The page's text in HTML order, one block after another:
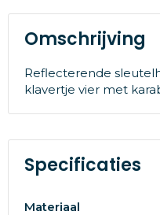
Omschrijving
Reflecterende
klavertje vier met
Specificaties
Materiaal